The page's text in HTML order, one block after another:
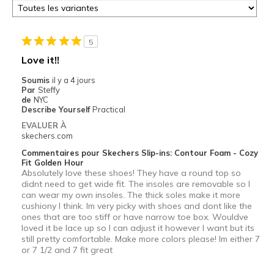
5
Love it!!
Soumis il y a 4 jours
Par Steffy
de NYC
Describe Yourself Practical
EVALUER À
skechers.com
Commentaires pour Skechers Slip-ins: Contour Foam - Cozy
Fit Golden Hour
Absolutely love these shoes! They have a round top so
didnt need to get wide fit. The insoles are removable so I
can wear my own insoles. The thick soles make it more
cushiony I think. Im very picky with shoes and dont like the
ones that are too stiff or have narrow toe box. Wouldve
loved it be lace up so I can adjust it however I want but its
still pretty comfortable. Make more colors please! Im either 7
or 7 1/2 and 7 fit great